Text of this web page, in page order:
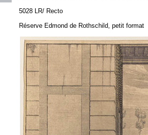
5028 LR/ Recto
Réserve Edmond de Rothschild, petit format